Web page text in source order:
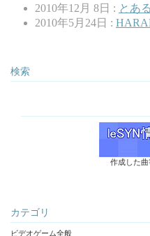
2010年12月 8日 : とあ
2010年5月24日 :
検索
作成した
カテゴリ
ビデオゲーム全般